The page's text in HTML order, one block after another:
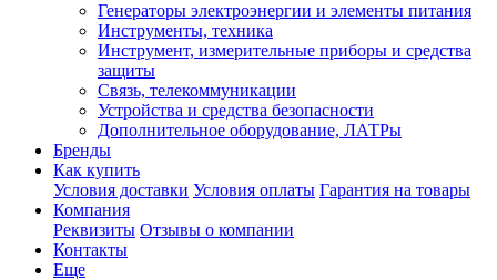
Генераторы электроэнергии и элементы питания
Инструменты, техника
Инструмент, измерительные приборы и средства
защиты
Связь, телекоммуникации
Устройства и средства безопасности
Дополнительное оборудование, ЛАТРы
Бренды
Как купить
Условия доставки Условия оплаты Гарантия на товары
Компания
Реквизиты Отзывы о компании
Контакты
Еще